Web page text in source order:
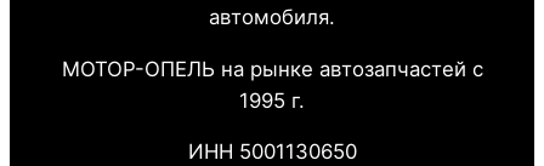
автомобиля.
МОТОР-ОПЕЛЬ на рынке автозапчастей с
1995 г.
ИНН 5001130650